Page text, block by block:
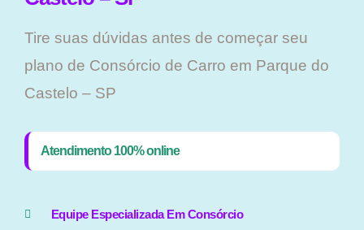
Tire suas dúvidas antes de começar seu
plano ​de Consórcio de Carro em Parque do
Castelo – SP
Atendimento 100% online
Equipe Especializada Em Consórcio